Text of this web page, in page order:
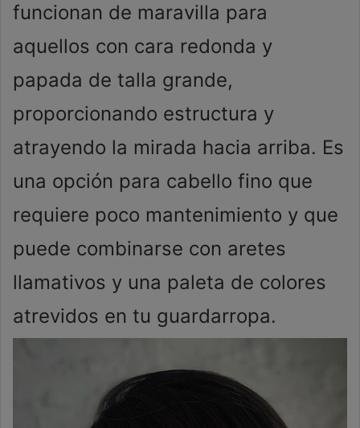
funcionan de maravilla para
aquellos con cara redonda y
papada de talla grande,
proporcionando estructura y
atrayendo la mirada hacia arriba. Es
una opción para cabello fino que
requiere poco mantenimiento y que
puede combinarse con aretes
llamativos y una paleta de colores
atrevidos en tu guardarropa.